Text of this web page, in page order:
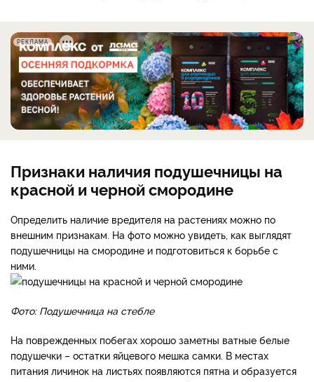
РЕКЛАМА
Признаки наличия подушечницы на
красной и черной смородине
Определить наличие вредителя на растениях можно по
внешним признакам. На фото можно увидеть, как выглядят
подушечницы на смородине и подготовиться к борьбе с
ними.
Фото: Подушечница на стебле
На поврежденных побегах хорошо заметны ватные белые
подушечки – остатки яйцевого мешка самки. В местах
питания личинок на листьях появляются пятна и образуется